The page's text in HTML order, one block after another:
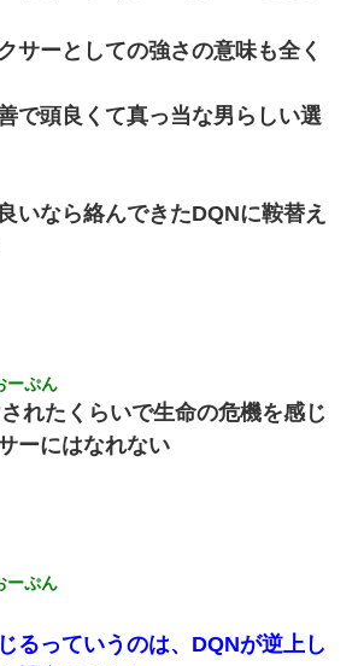
中はカメラ付けろ！」女社員「え、事前連
いいから付けろ！」→
てた分のお金返してね(冗談)」息子「はい、
「妹が病気になったから援助して欲し
とウチに泊まりに来た結果→俺がヤバイｗ
サーとしての強さの意味も全く
で頭良くて真っ当な男らしい選
いなら絡んできたDQNに鞍替え
ーぷん
れたくらいで生命の危機を感じ
ーにはなれない
ーぷん
るっていうのは、DQNが逆上し